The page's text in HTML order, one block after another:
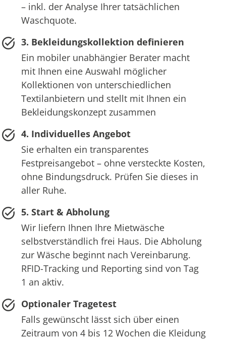
– inkl. der Analyse Ihrer tatsächlichen
Waschquote.
3. Bekleidungskollektion definieren
Ein mobiler unabhängier Berater macht
mit Ihnen eine Auswahl möglicher
Kollektionen von unterschiedlichen
Textilanbietern und stellt mit Ihnen ein
Bekleidungskonzept zusammen
4. Individuelles Angebot
Sie erhalten ein transparentes
Festpreisangebot – ohne versteckte Kosten,
ohne Bindungsdruck. Prüfen Sie dieses in
aller Ruhe.
5. Start & Abholung
Wir liefern Ihnen Ihre Mietwäsche
selbstverständlich frei Haus. Die Abholung
zur Wäsche beginnt nach Vereinbarung.
RFID-Tracking und Reporting sind von Tag
1 an aktiv.
Optionaler Tragetest
Falls gewünscht lässt sich über einen
Zeitraum von 4 bis 12 Wochen die Kleidung